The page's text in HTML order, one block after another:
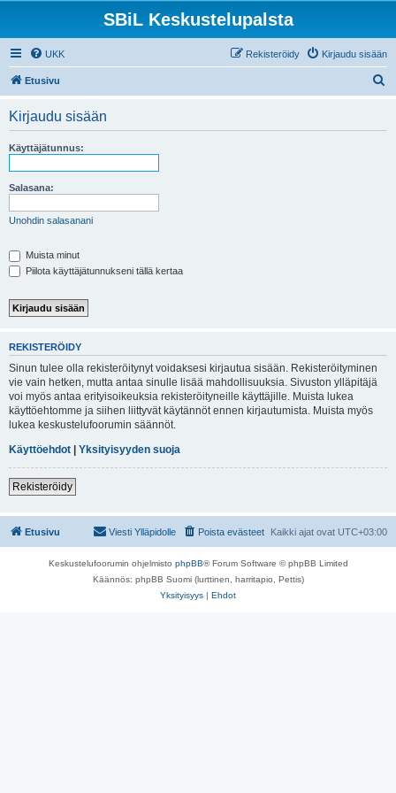
SBiL Keskustelupalsta
UKK Kirjaudu sisään
Rekisteröidy
Etusivu
Kirjaudu sisään
Käyttäjätunnus:
Salasana:
Unohdin salasanani
Muista minut
Piilota käyttäjätunnukseni tällä kertaa
REKISTERÖIDY
Sinun tulee olla rekisteröitynyt voidaksesi kirjautua sisään. Rekisteröityminen
vie vain hetken, mutta antaa sinulle lisää mahdollisuuksia. Sivuston ylläpitäjä
voi myös antaa erityisoikeuksia rekisteröityneille käyttäjille. Muista lukea
käyttöehtomme ja siihen liittyvät käytännöt ennen kirjautumista. Muista myös
lukea keskustelufoorumin säännöt.
Käyttöehdot | Yksityisyyden suoja
Rekisteröidy
Etusivu Kaikki ajat ovat UTC+03:00
Poista evästeet
Viesti Ylläpidolle
Keskustelufoorumin ohjelmisto phpBB® Forum Software © phpBB Limited
Käännös: phpBB Suomi (lurttinen, harritapio, Pettis)
Yksityisyys | Ehdot